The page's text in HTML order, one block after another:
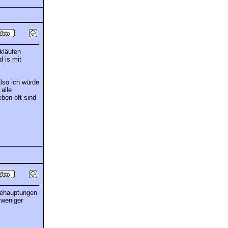
is mit
ich würde
oft sind